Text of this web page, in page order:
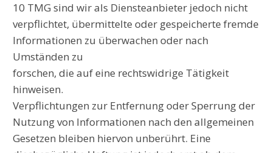
10 TMG sind wir als Diensteanbieter jedoch nicht
verpflichtet, übermittelte oder gespeicherte fremde
Informationen zu überwachen oder nach
Umständen zu
forschen, die auf eine rechtswidrige Tätigkeit
hinweisen.
Verpflichtungen zur Entfernung oder Sperrung der
Nutzung von Informationen nach den allgemeinen
Gesetzen bleiben hiervon unberührt. Eine